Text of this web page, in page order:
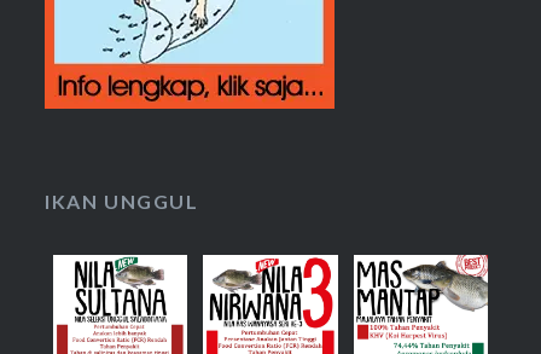
IKAN UNGGUL